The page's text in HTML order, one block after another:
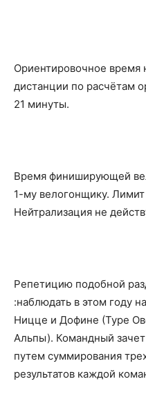
Ориентировочное
дистанции по расчётам
21 минуты.
Время финиширующей
1-му велогонщику.
Нейтрализация не
Репетицию подобной
:наблюдать в этом году
Ницце и Дофине (Туре
Альпы). Командный зачет
путем суммирования
результатов каждой